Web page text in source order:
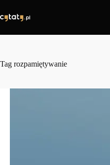
treści
Tag rozpamiętywanie